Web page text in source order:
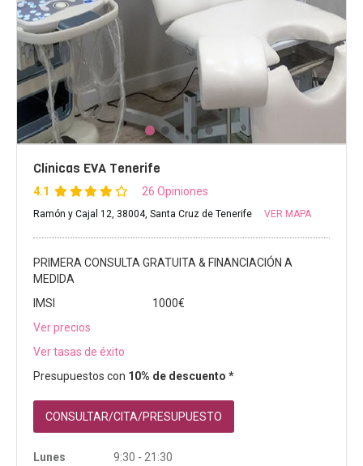
Clínicas EVA Tenerife
4.1 26 Opiniones
Ramón y Cajal 12, 38004, Santa Cruz de Tenerife VER MAPA
PRIMERA CONSULTA GRATUITA & FINANCIACIÓN A
MEDIDA
IMSI
1000€
Ver precios
Ver tasas de éxito
Presupuestos con 10% de descuento *
CONSULTAR/CITA/PRESUPUESTO
Lunes
9:30 - 21:30